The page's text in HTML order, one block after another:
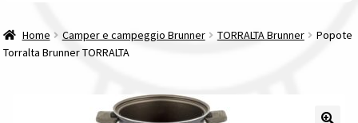
Contatti
Il nostro gruppo acquisti
Home Camper e campeggio Brunner TORRALTA Brunner
Popote
Torralta Brunner TORRALTA